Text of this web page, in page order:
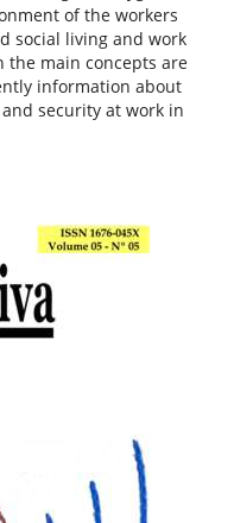
of the workers
social living and work
the main concepts are
information about
security at work in